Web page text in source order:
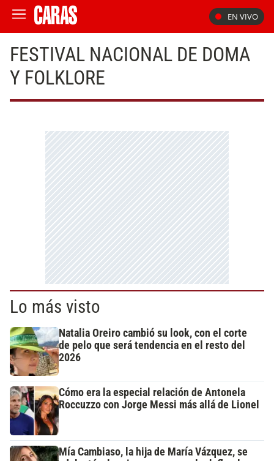
EN VIVO
FESTIVAL NACIONAL DE DOMA
Y FOLKLORE
Lo más visto
Natalia Oreiro cambió su look, con el corte
de pelo que será tendencia en el resto del
2026
Cómo era la especial relación de Antonela
Roccuzzo con Jorge Messi más allá de Lionel
Mía Cambiaso, la hija de María Vázquez, se